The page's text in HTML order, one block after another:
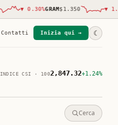
▼ 0.30%GRAM$1.350 ▼ 1.70%
Contatti Inizia qui → ☾
INDICE CSI · 1002,847.32+1.24%
Cerca